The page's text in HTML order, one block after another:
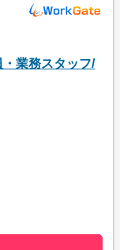
業務スタッフ/